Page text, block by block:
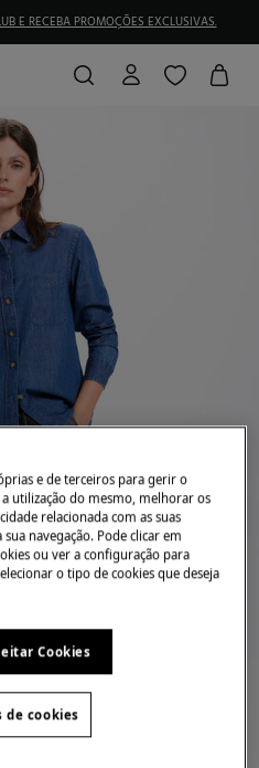
E RECEBA PROMOÇÕES EXCLUSIVAS.
e de terceiros para gerir o
utilização do mesmo, melhorar os
relacionada com as suas
navegação. Pode clicar em
ou ver a configuração para
o tipo de cookies que deseja
Cookies
de cookies